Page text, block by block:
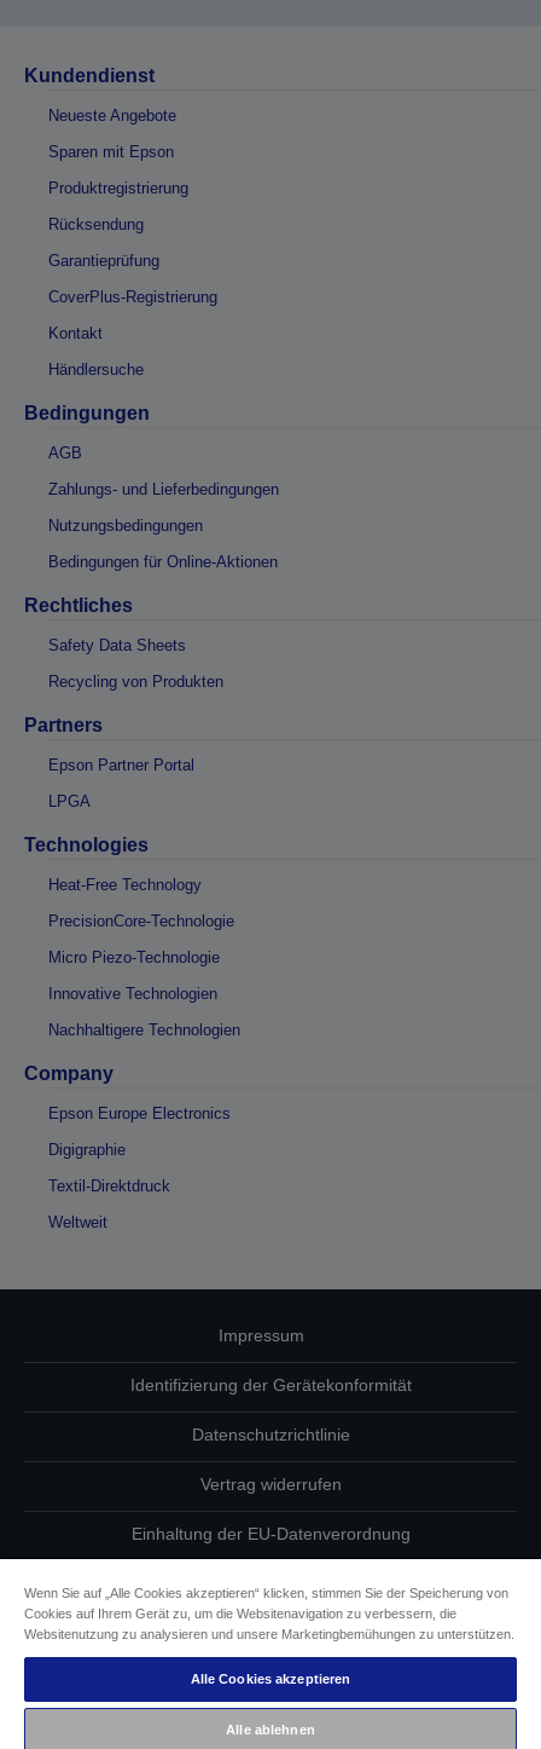
Kundendienst
Neueste Angebote
Sparen mit Epson
Produktregistrierung
Rücksendung
Garantieprüfung
CoverPlus-Registrierung
Kontakt
Händlersuche
Bedingungen
AGB
Zahlungs- und Lieferbedingungen
Nutzungsbedingungen
Bedingungen für Online-Aktionen
Rechtliches
Safety Data Sheets
Recycling von Produkten
Partners
Epson Partner Portal
LPGA
Technologies
Heat-Free Technology
PrecisionCore-Technologie
Micro Piezo-Technologie
Innovative Technologien
Nachhaltigere Technologien
Company
Epson Europe Electronics
Digigraphie
Textil-Direktdruck
Weltweit
Impressum
Identifizierung der Gerätekonformität
Datenschutzrichtlinie
Vertrag widerrufen
Einhaltung der EU-Datenverordnung
Informationen zu Cookies
Epson Engagement für Barrierefreiheit
Wenn Sie auf „Alle Cookies akzeptieren“ klicken, stimmen Sie der Speicherung von
Cookies auf Ihrem Gerät zu, um die Websitenavigation zu verbessern, die
Websitenutzung zu analysieren und unsere Marketingbemühungen zu unterstützen.
Alle Cookies akzeptieren
Alle ablehnen